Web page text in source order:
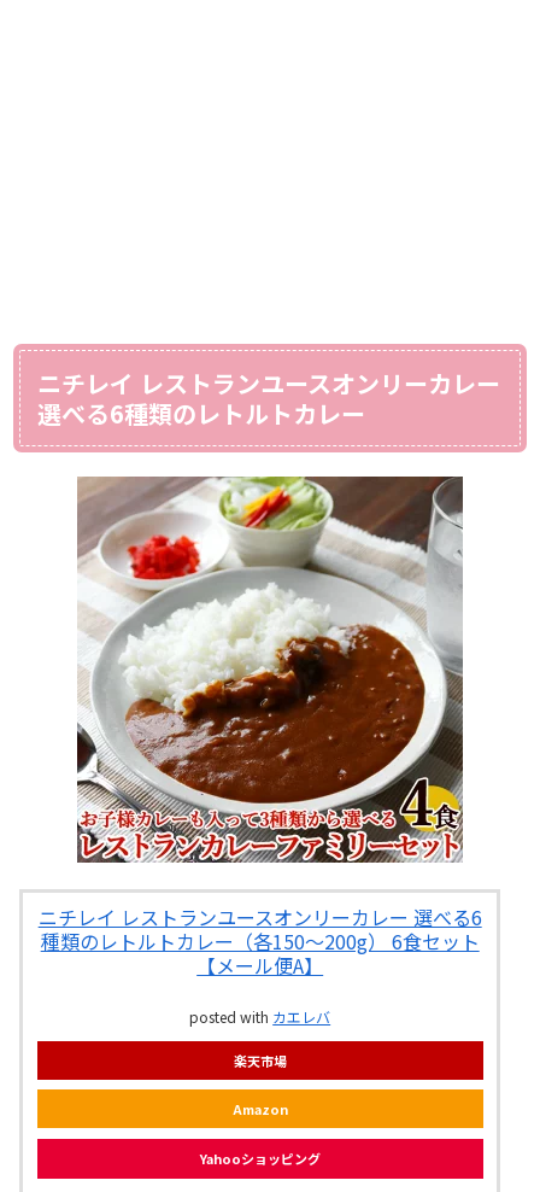
ニチレイ レストランユースオンリーカレー
選べる6種類のレトルトカレー
ニチレイ レストランユースオンリーカレー 選べる6
種類のレトルトカレー（各150〜200g） 6食セット
【メール便A】
posted with カエレバ
楽天市場
Amazon
Yahooショッピング